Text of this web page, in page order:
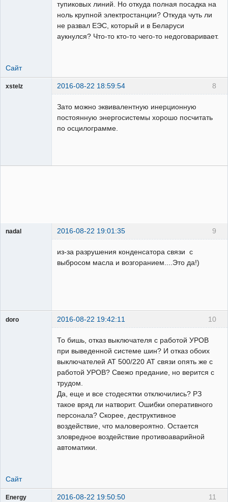
тупиковых линий. Но откуда полная посадка на
ноль крупной электростанции? Откуда чуть ли
не развал ЕЭС, который и в Беларуси
аукнулся? Что-то кто-то чего-то недоговаривает.
Сайт
8
xstelz 2016-08-22 18:59:54
Зато можно эквивалентную инерционную
постоянную энергосистемы хорошо посчитать
по осцилограмме.
9
nadal 2016-08-22 19:01:35
из-за разрушения конденсатора связи с
выбросом масла и возгоранием....Это да!)
10
doro 2016-08-22 19:42:11
То бишь, отказ выключателя с работой УРОВ
при выведенной системе шин? И отказ обоих
выключателей АТ 500/220 АТ связи опять же с
работой УРОВ? Свежо предание, но верится с
трудом.
Да, еще и все стодесятки отключились? РЗ
такое вряд ли натворит. Ошибки оперативного
персонала? Скорее, деструктивное
воздействие, что маловероятно. Остается
зловредное воздействие противоаварийной
автоматики.
Сайт
11
Energy 2016-08-22 19:50:50